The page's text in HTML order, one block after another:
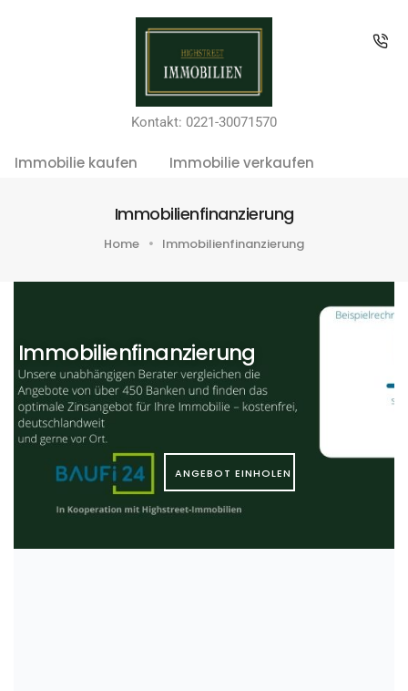
Kontakt: 0221-30071570
Immobilie kaufen Immobilie verkaufen
Immobilienfinanzierung
Home Immobilienfinanzierung
Immobilienfinanzierung
ANGEBOT EINHOLEN